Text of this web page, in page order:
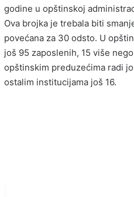
godine u opštinskoj
Ova brojka je trebala biti
povećana za 30 odsto. U
još 95 zaposlenih, 15 više
opštinskim preduzećima radi
ostalim institucijama još 16.